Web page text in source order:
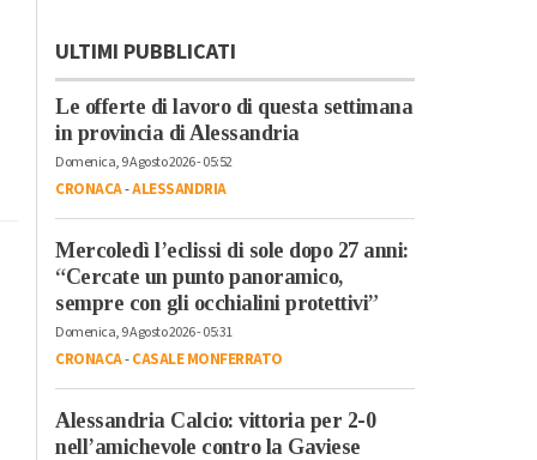
ULTIMI PUBBLICATI
Le offerte di lavoro di questa settimana
in provincia di Alessandria
Domenica, 9 Agosto 2026 - 05:52
CRONACA-ALESSANDRIA
Mercoledì l’eclissi di sole dopo 27 anni:
“Cercate un punto panoramico,
sempre con gli occhialini protettivi”
Domenica, 9 Agosto 2026 - 05:31
CRONACA-CASALE MONFERRATO
Alessandria Calcio: vittoria per 2-0
nell’amichevole contro la Gaviese